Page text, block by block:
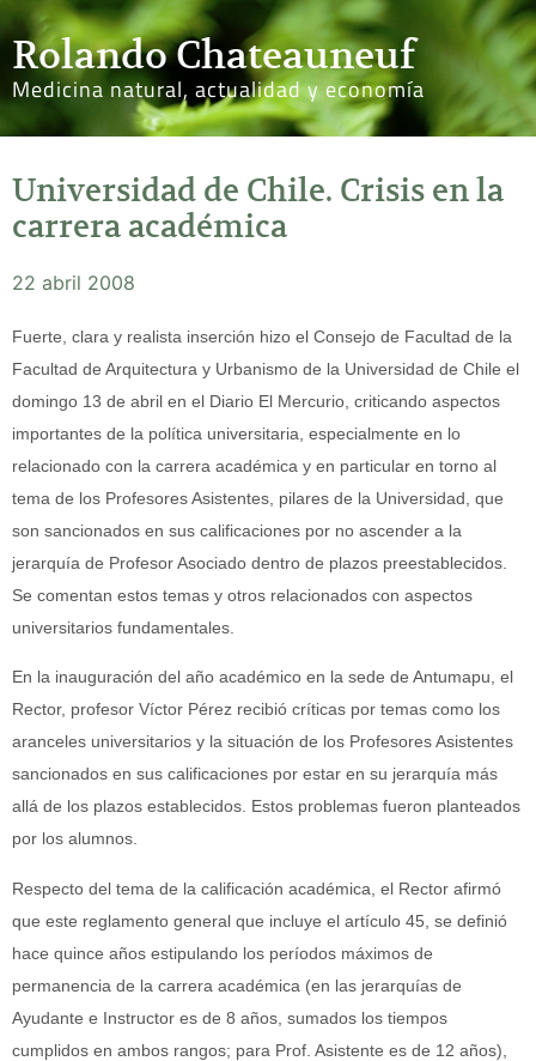
Rolando Chateauneuf
Medicina natural, actualidad y economía
Universidad de Chile. Crisis en la
carrera académica
22 abril 2008
Fuerte, clara y realista inserción hizo el Consejo de Facultad de la
Facultad de Arquitectura y Urbanismo de la Universidad de Chile el
domingo 13 de abril en el Diario El Mercurio, criticando aspectos
importantes de la política universitaria, especialmente en lo
relacionado con la carrera académica y en particular en torno al
tema de los Profesores Asistentes, pilares de la Universidad, que
son sancionados en sus calificaciones por no ascender a la
jerarquía de Profesor Asociado dentro de plazos preestablecidos.
Se comentan estos temas y otros relacionados con aspectos
universitarios fundamentales.
En la inauguración del año académico en la sede de Antumapu, el
Rector, profesor Víctor Pérez recibió críticas por temas como los
aranceles universitarios y la situación de los Profesores Asistentes
sancionados en sus calificaciones por estar en su jerarquía más
allá de los plazos establecidos. Estos problemas fueron planteados
por los alumnos.
Respecto del tema de la calificación académica, el Rector afirmó
que este reglamento general que incluye el artículo 45, se definió
hace quince años estipulando los períodos máximos de
permanencia de la carrera académica (en las jerarquías de
Ayudante e Instructor es de 8 años, sumados los tiempos
cumplidos en ambos rangos; para Prof. Asistente es de 12 años),